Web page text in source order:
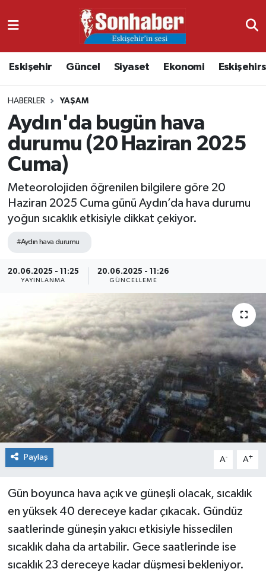
Eskişehir Güncel Siyaset Ekonomi
HABERLER YAŞAM
Aydın'da bugün hava
durumu (20 Haziran 2025
Cuma)
Meteorolojiden öğrenilen bilgilere göre 20
Haziran 2025 Cuma günü Aydın’da hava durumu
yoğun sıcaklık etkisiyle dikkat çekiyor.
#Aydın hava durumu
20.06.2025 - 11:25
YAYINLANMA
20.06.2025 - 11:26
GÜNCELLEME
Paylaş A- A+
Gün boyunca hava açık ve güneşli olacak, sıcaklık
en yüksek 40 dereceye kadar çıkacak. Gündüz
saatlerinde güneşin yakıcı etkisiyle hissedilen
sıcaklık daha da artabilir. Gece saatlerinde ise
sıcaklık 23 dereceye kadar düşmesi bekleniyor.
Ekonomi
Kültür & Sanat
Magazin
Spor
Nöbetçi Eczaneler
Namaz Vakitleri
Trafik Durumu
Süper Lig Puan Durumu ve Fikstür
Tüm Manşetler
Son Dakika Haberleri